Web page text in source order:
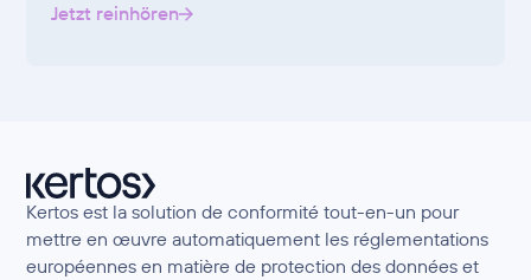
Jetzt reinhören
Kertos est la solution de conformité tout-en-un pour
mettre en œuvre automatiquement les réglementations
européennes en matière de protection des données et